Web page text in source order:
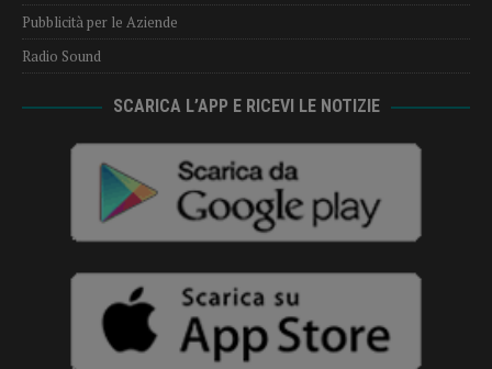
Pubblicità per le Aziende
Radio Sound
SCARICA L’APP E RICEVI LE NOTIZIE